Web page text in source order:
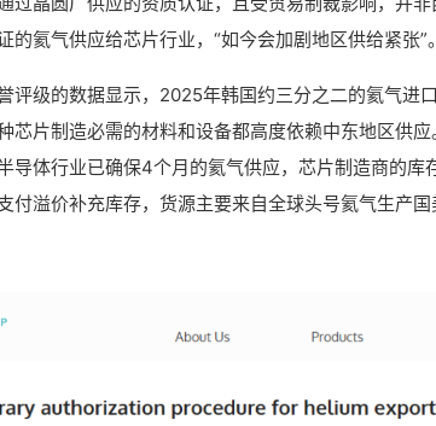
氦气供应给芯片行业，“如今会加剧地区供给紧张”
评级的数据显示，2025年韩国约三分之二的氦气进
芯片制造必需的材料和设备都高度依赖中东地区供应
导体行业已确保4个月的氦气供应，芯片制造商的库
付溢价补充库存，货源主要来自全球头号氦气生产国